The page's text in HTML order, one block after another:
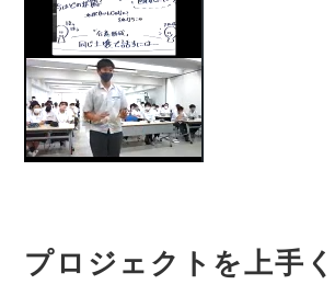
プロジェクトを上手